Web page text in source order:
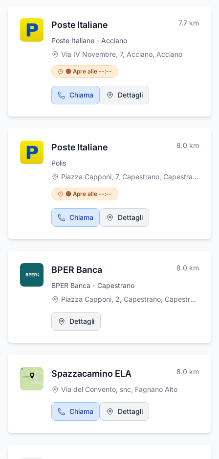
Poste Italiane 7.7 km
Poste Italiane - Acciano
Via IV Novembre, 7, Acciano, Acciano
🟠 Apre alle --:--
Chiama Dettagli
Poste Italiane 8.0 km
Polis
Piazza Capponi, 7, Capestrano, Capestrano
🟠 Apre alle --:--
Chiama Dettagli
BPER Banca 8.0 km
BPER Banca - Capestrano
Piazza Capponi, 2, Capestrano, Capestrano
Dettagli
Spazzacamino ELA 8.0 km
Via del Convento, snc, Fagnano Alto
Chiama Dettagli